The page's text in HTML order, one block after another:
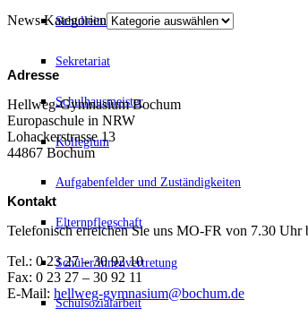
Schulleitung
Sekretariat
Schulhausmeister
Kollegium
Aufgabenfelder und Zuständigkeiten
Elternpflegschaft
Schüler/innenvertretung
Schulsozialarbeit
News Kategorien
Adresse
Hellweg-Gymnasium Bochum
Europaschule in NRW
Lohackerstrasse 13
44867 Bochum
Kontakt
Telefonisch erreichen Sie uns MO-FR von 7.30 Uhr
Tel.: 0 23 27 – 30 92 10
Fax: 0 23 27 – 30 92 11
E-Mail: hellweg-gymnasium@bochum.de